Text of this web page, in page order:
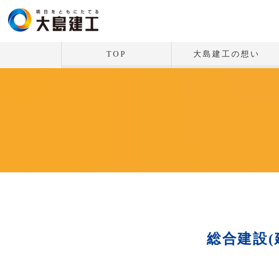
TOP 大島建工の想い
総合建設(